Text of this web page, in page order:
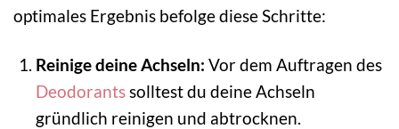
optimales Ergebnis befolge diese Schritte:
Reinige deine Achseln: Vor dem Auftragen des
Deodorantssolltest du deine Achseln
gründlich reinigen und abtrocknen.